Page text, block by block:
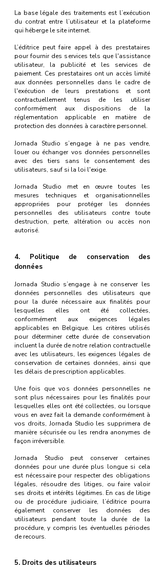
La base légale des traitements est l’exécution
du contrat entre l’utilisateur et la plateforme
qui héberge le site internet.
L’éditrice peut faire appel à des prestataires
pour fournir des services tels que l'assistance
utilisateur, la publicité et les services de
paiement. Ces prestataires ont un accès limité
aux données personnelles dans le cadre de
l'exécution de leurs prestations et sont
contractuellement tenus de les utiliser
conformément aux dispositions de la
réglementation applicable en matière de
protection des données à caractère personnel.
Jornada Studio s’engage à ne pas vendre,
louer ou échanger vos données personnelles
avec des tiers sans le consentement des
utilisateurs, sauf si la loi l'exige.
Jornada Studio met en œuvre toutes les
mesures techniques et organisationnelles
appropriées pour protéger les données
personnelles des utilisateurs contre toute
destruction, perte, altération ou accès non
autorisé.
4. Politique de conservation des
données
Jornada Studio s’engage à ne conserver les
données personnelles des utilisateurs que
pour la durée nécessaire aux finalités pour
lesquelles elles ont été collectées,
conformément aux exigences légales
applicables en Belgique. Les critères utilisés
pour déterminer cette durée de conservation
incluent la durée de notre relation contractuelle
avec les utilisateurs, les exigences légales de
conservation de certaines données, ainsi que
les délais de prescription applicables.
Une fois que vos données personnelles ne
sont plus nécessaires pour les finalités pour
lesquelles elles ont été collectées, ou lorsque
vous en avez fait la demande conformément à
vos droits, Jornada Studio les supprimera de
manière sécurisée ou les rendra anonymes de
façon irréversible.
Jornada Studio peut conserver certaines
données pour une durée plus longue si cela
est nécessaire pour respecter des obligations
légales, résoudre des litiges, ou faire valoir
ses droits et intérêts légitimes. En cas de litige
ou de procédure judiciaire, l’éditrice pourra
également conserver les données des
utilisateurs pendant toute la durée de la
procédure, y compris les éventuelles périodes
de recours.
5. Droits des utilisateurs